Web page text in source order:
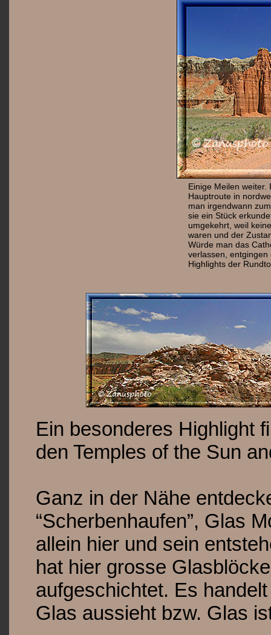
Einige Meilen
Hauptroute in
man irgendwann
sie ein Stück
umgekehrt, weil
waren und der
Würde man das
verlassen,
Highlights der
Ein besonderes Highlight
den Temples of the Sun
Ganz in der Nähe
“Scherbenhaufen”, Glas
allein hier und sein
hat hier grosse
aufgeschichtet. Es
Glas aussieht bzw. Glas